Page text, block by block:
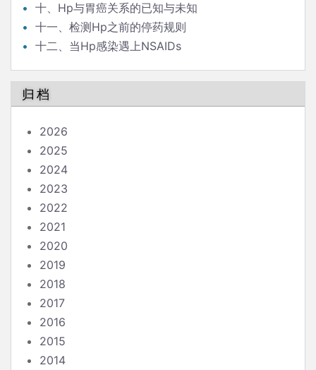
十、Hp与胃癌关系的已知与未知
十一、检测Hp之前的停药规则
十二、当Hp感染遇上NSAIDs
归档
2026
2025
2024
2023
2022
2021
2020
2019
2018
2017
2016
2015
2014